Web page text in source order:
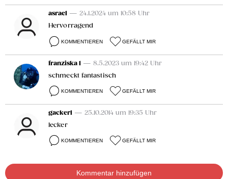
asrael — 24.1.2024 um 10:58 Uhr
Hervorragend
KOMMENTIEREN GEFÄLLT MIR
franziska 1 — 8.5.2023 um 19:42 Uhr
schmeckt fantastisch
KOMMENTIEREN GEFÄLLT MIR
gackerl — 25.10.2014 um 19:35 Uhr
lecker
KOMMENTIEREN GEFÄLLT MIR
Kommentar hinzufügen